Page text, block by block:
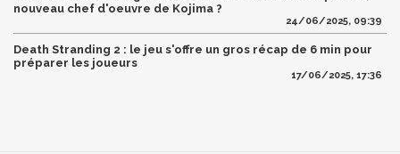
nouveau chef d'oeuvre de Kojima ?
24/06/2025, 09:39
Death Stranding 2 : le jeu s'offre un gros récap de 6 min pour
préparer les joueurs
17/06/2025, 17:36